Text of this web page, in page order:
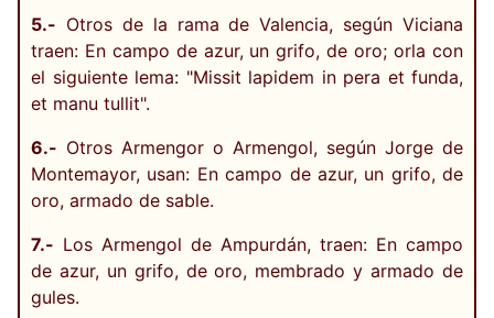
5.- Otros de la rama de Valencia, según Viciana
traen: En campo de azur, un grifo, de oro; orla con
el siguiente lema: "Missit lapidem in pera et funda,
et manu tullit".
6.- Otros Armengor o Armengol, según Jorge de
Montemayor, usan: En campo de azur, un grifo, de
oro, armado de sable.
7.- Los Armengol de Ampurdán, traen: En campo
de azur, un grifo, de oro, membrado y armado de
gules.